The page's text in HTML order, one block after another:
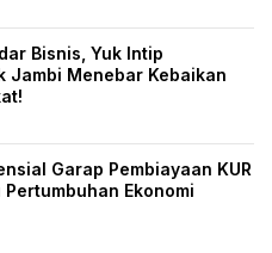
Bisnis, Yuk Intip
Jambi Menebar Kebaikan
Garap Pembiayaan KUR
Pertumbuhan Ekonomi